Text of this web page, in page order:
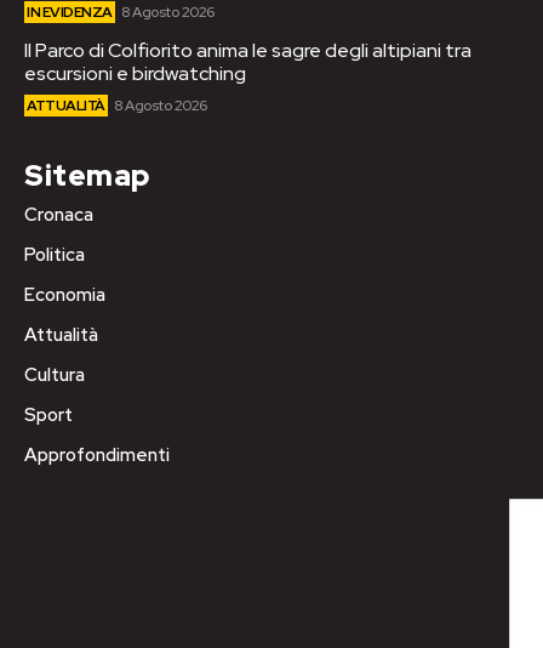
IN EVIDENZA 8 Agosto 2026
Il Parco di Colfiorito anima le sagre degli altipiani tra
escursioni e birdwatching
ATTUALITÀ 8 Agosto 2026
Sitemap
Cronaca
Politica
Economia
Attualità
Cultura
Sport
Approfondimenti